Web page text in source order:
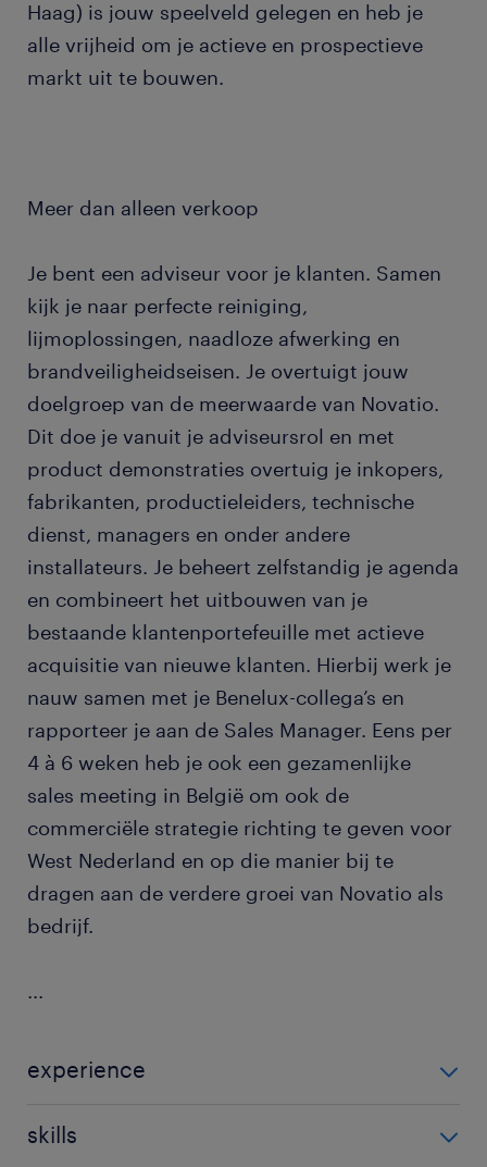
Haag) is jouw speelveld gelegen en heb je
alle vrijheid om je actieve en prospectieve
markt uit te bouwen.
Meer dan alleen verkoop
Je bent een adviseur voor je klanten. Samen
kijk je naar perfecte reiniging,
lijmoplossingen, naadloze afwerking en
brandveiligheidseisen. Je overtuigt jouw
doelgroep van de meerwaarde van Novatio.
Dit doe je vanuit je adviseursrol en met
product demonstraties overtuig je inkopers,
fabrikanten, productieleiders, technische
dienst, managers en onder andere
installateurs. Je beheert zelfstandig je agenda
en combineert het uitbouwen van je
bestaande klantenportefeuille met actieve
acquisitie van nieuwe klanten. Hierbij werk je
nauw samen met je Benelux-collega’s en
rapporteer je aan de Sales Manager. Eens per
4 à 6 weken heb je ook een gezamenlijke
sales meeting in België om ook de
commerciële strategie richting te geven voor
West Nederland en op die manier bij te
dragen aan de verdere groei van Novatio als
bedrijf.
...
experience
skills